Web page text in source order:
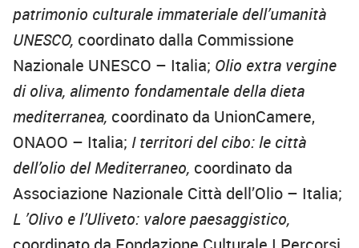
patrimonio culturale immateriale dell’umanità
UNESCO, coordinato dalla Commissione
Nazionale UNESCO – Italia; Olio extra vergine
di oliva, alimento fondamentale della dieta
mediterranea, coordinato da UnionCamere,
ONAOO – Italia; I territori del cibo: le città
dell’olio del Mediterraneo, coordinato da
Associazione Nazionale Città dell’Olio – Italia;
L ’Olivo e l’Uliveto: valore paesaggistico,